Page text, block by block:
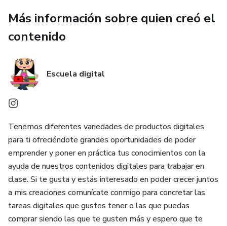
Más información sobre quien creó el
contenido
Escuela digital
Tenemos diferentes variedades de productos digitales
para ti ofreciéndote grandes oportunidades de poder
emprender y poner en práctica tus conocimientos con la
ayuda de nuestros contenidos digitales para trabajar en
clase. Si te gusta y estás interesado en poder crecer juntos
a mis creaciones comunícate conmigo para concretar las
tareas digitales que gustes tener o las que puedas
comprar siendo las que te gusten más y espero que te